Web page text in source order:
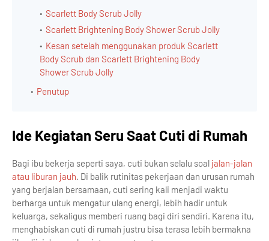
Scarlett Body Scrub Jolly
Scarlett Brightening Body Shower Scrub Jolly
Kesan setelah menggunakan produk Scarlett
Body Scrub dan Scarlett Brightening Body
Shower Scrub Jolly
Penutup
Ide Kegiatan Seru Saat Cuti di Rumah
Bagi ibu bekerja seperti saya, cuti bukan selalu soal jalan-jalan
atau liburan jauh. Di balik rutinitas pekerjaan dan urusan rumah
yang berjalan bersamaan, cuti sering kali menjadi waktu
berharga untuk mengatur ulang energi, lebih hadir untuk
keluarga, sekaligus memberi ruang bagi diri sendiri. Karena itu,
menghabiskan cuti di rumah justru bisa terasa lebih bermakna